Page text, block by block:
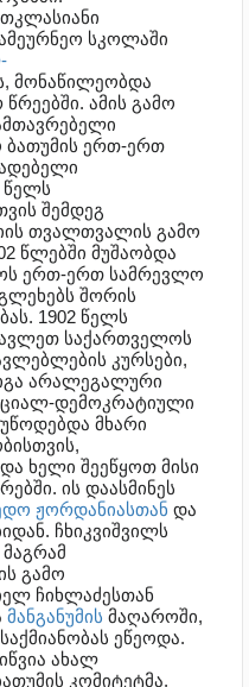
სკოლაში
მონაწილეობდა
ამის გამო
ბათუმის ერთ-ერთ
წელს
შემდეგ
თვალთვალის გამო
წლებში მუშაობდა
ერთ-ერთ სამრევლო
შორის
1902 წელს
საქართველოს
კურსები,
არალეგალური
დემოკრატიული
მხარი
ხელი შეეწყოთ მისი
ის დაასმინეს
ჟორდანიასთან და
ჩხიკვიშვილს
გამო
ჩიხლაძესთან
მანგანუმის მაღაროში,
ეწეოდა.
ახალ
კომიტეტმა.